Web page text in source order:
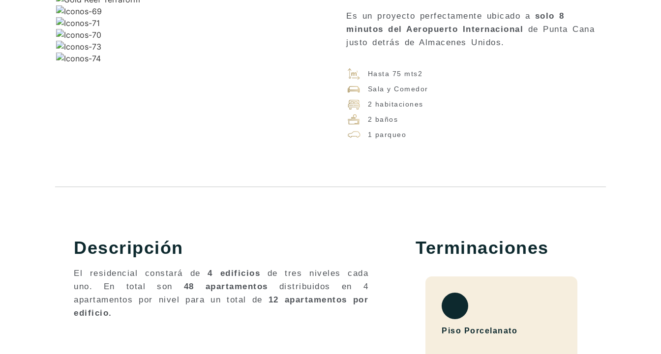
Es un proyecto perfectamente ubicado a solo 8
minutos del Aeropuerto Internacional
de Punta Cana
justo detrás de Almacenes Unidos.
Hasta 75 mts2
Sala y Comedor
2 habitaciones
2 baños
1 parqueo
Descripción
El residencial constará de4 edificios de tres niveles cada
uno. En total son 48 apartamentos
distribuidos en 4
apartamentos por nivel para un total de 12 apartamentos por
edificio.
Terminaciones
Piso Porcelanato